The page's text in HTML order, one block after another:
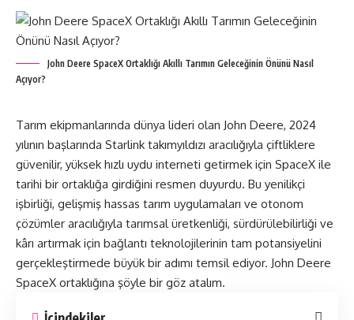
John Deere SpaceX Ortaklığı Akıllı Tarımın Geleceğinin Önünü Nasıl
Açıyor?
Tarım ekipmanlarında dünya lideri olan John Deere, 2024
yılının başlarında Starlink takımyıldızı aracılığıyla çiftliklere
güvenilir, yüksek hızlı uydu interneti getirmek için SpaceX ile
tarihi bir ortaklığa girdiğini resmen duyurdu. Bu yenilikçi
işbirliği, gelişmiş hassas tarım uygulamaları ve otonom
çözümler aracılığıyla tarımsal üretkenliği, sürdürülebilirliği ve
kârı artırmak için bağlantı teknolojilerinin tam potansiyelini
gerçekleştirmede büyük bir adımı temsil ediyor. John Deere
SpaceX ortaklığına şöyle bir göz atalım.